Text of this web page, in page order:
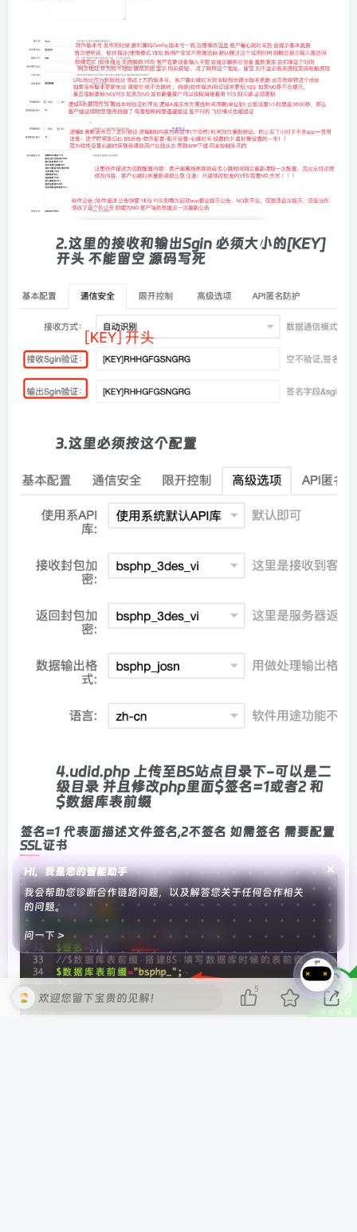
2.这里的接收和输出Sgin 必须大小的[KEY]
开头 不能留空 源码写死
3.这里必须按这个配置
4.udid.php 上传至BS站点目录下-可以是二
级目录 并且修改php里面$签名=1或者2 和
$数据库表前缀
签名=1 代表面描述文件签名,2不签名 如需签名 需要配置
SSL证书
欢迎您留下宝贵的见解！
5
×
Hi，我是您的智能助手
我会帮助您诊断合作链路问题，以及解答您关于任何合作相关
的问题。
问一下 >